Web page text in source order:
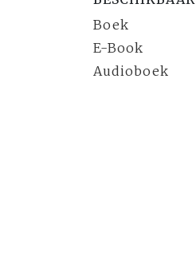
Boek
E-Book
Audioboek